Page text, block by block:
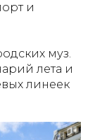
и
муз.
лета и
линеек